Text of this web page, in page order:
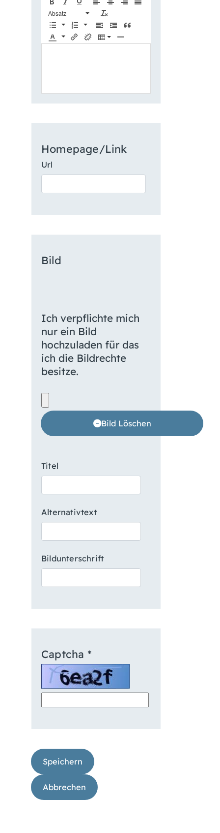
Absatz
Homepage/Link
Url
Bild
Ich verpflichte mich
nur ein Bild
hochzuladen für das
ich die Bildrechte
besitze.
Bild Löschen
Titel
Alternativtext
Bildunterschrift
Captcha *
Speichern
Abbrechen